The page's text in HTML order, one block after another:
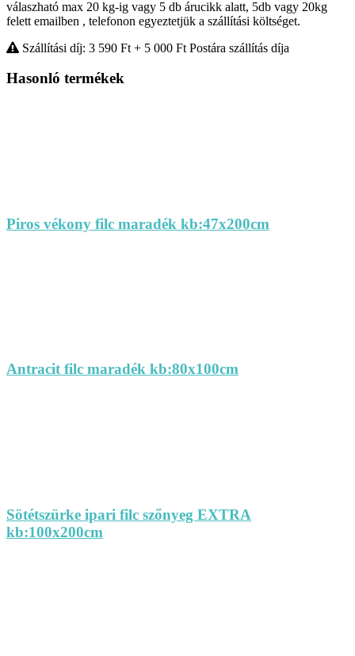
válaszható max 20 kg-ig vagy 5 db árucikk alatt, 5db vagy 20kg
felett emailben , telefonon egyeztetjük a szállítási költséget.
Szállítási díj: 3 590 Ft + 5 000 Ft Postára szállítás díja
Hasonló termékek
Piros vékony filc maradék kb:47x200cm
Antracit filc maradék kb:80x100cm
Sötétszürke ipari filc szőnyeg EXTRA
kb:100x200cm